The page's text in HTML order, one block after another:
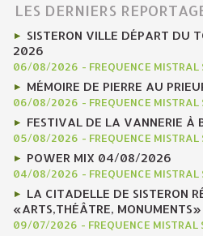
LES DERNIERS
SISTERON VILLE DÉPART DU
2026
06/08/2026 - FREQUENCE MISTRAL
MÉMOIRE DE PIERRE AU
06/08/2026 - FREQUENCE MISTRAL
FESTIVAL DE LA VANNERIE À
05/08/2026 - FREQUENCE MISTRAL
POWER MIX 04/08/2026
04/08/2026 - FREQUENCE MISTRAL
LA CITADELLE DE SISTERON
«ARTS,THÉÂTRE, MONUMENTS»
09/07/2026 - FREQUENCE MISTRAL